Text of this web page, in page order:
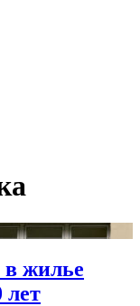
жилье
лет